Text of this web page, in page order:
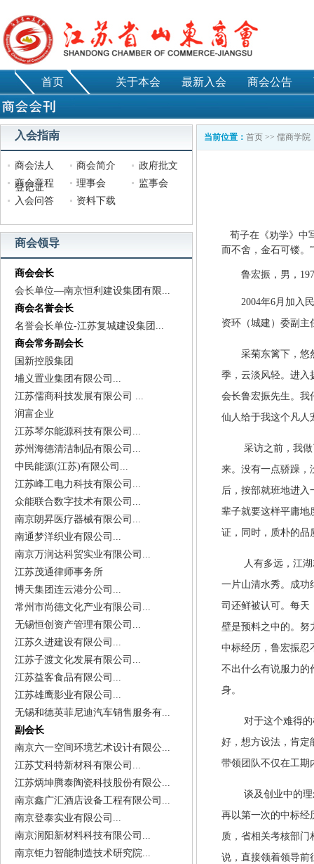
首页 关于本会 最新入会 商会公告
入会指南
商会法人
登记证
商会简介
政府批文
商会章程
理事会
监事会
入会问答
资料下载
商会领导
商会会长
会长单位—南京恒利建设集团有限...
商会名誉会长
名誉会长单位-江苏复城建设集团...
商会常务副会长
国新控股集团
埔义置业集团有限公司...
江苏儒商科技发展有限公司 ...
润富企业
江苏琴尔能源科技有限公司...
苏州海德清洁制品有限公司...
中民能源(江苏)有限公司...
江苏峰工电力科技有限公司...
众能联合数字技术有限公司...
南京朗昇医疗器械有限公司...
南通梦洋织业有限公司...
南京万润达科贸实业有限公司...
江苏茂通律师事务所
博天集团连云港分公司...
常州市尚德文化产业有限公司...
无锡恒创资产管理有限公司...
江苏久进建设有限公司...
江苏子渡文化发展有限公司...
江苏益客食品有限公司...
江苏雄鹰影业有限公司...
无锡和德英菲尼迪汽车销售服务有...
副会长
南京六一空间环境艺术设计有限公...
江苏艾科特新材科有限公司...
江苏炳坤腾泰陶瓷科技股份有限公...
南京鑫广汇酒店设备工程有限公司...
南京登泰实业有限公司...
南京润阳新材料科技有限公司...
南京钜力智能制造技术研究院...
当前位置： 首页 >> 儒商学院
荀子在《劝学》中
而不舍，金石可镂。
鲁宏振，男，1976
2004年6月加入
资环（城建）委副主
采菊东篱下，悠
季，云淡风轻。进
会长鲁宏振先生。我
仙人给于我这个凡人
采访之前，我
来。没有一点骄躁，
后，按部就班地进
辈子就要这样平庸地
证，同时，质朴的品
人有多远，江
一片山清水秀。成功
司还鲜被认可。每天
壁是预料之中的。努
中标经历，鲁宏振忍
不出什么有说服力的
身。
对于这个难得
好，想方设法，肯定
带领团队不仅在工期
谈及创业中的
再以第一次的中标经
质，省相关考核部门
说，直接领着领导前